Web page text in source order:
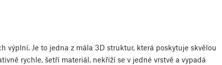
výplní. Je to jedna z mála 3D struktur, která poskytuje skvělou
rychle, šetří materiál, nekříží se v jedné vrstvě a vypadá